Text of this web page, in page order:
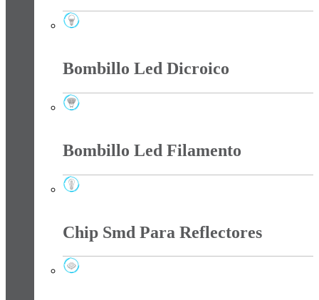
Bombillo Led Dicroico
Bombillo Led Filamento
Chip Smd Para Reflectores